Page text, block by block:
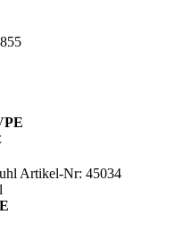
Artikel-Nr: 45034